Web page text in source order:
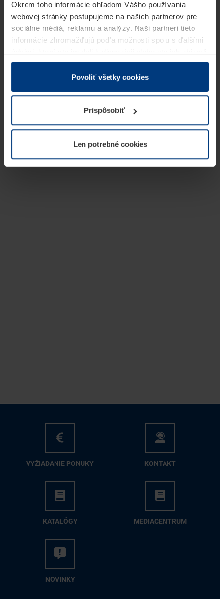
Okrem toho informácie ohľadom Vášho používania
webovej stránky postupujeme na našich partnerov pre
sociálne médiá, reklamu a analýzy. Naši partneri tieto
informácie zhromažďujú podľa možnosti spolu s ďalšími
v rámci Vášho využívania služieb.
Z právneho hľadiska môžeme cookies ukladať na Vašom
prevádzku tejto stránky. Pre všetky ostatné typy cookie
potrebujeme Vaše povolenie. Vaše povolenie môžete
kedykoľvek zmeniť alebo odvolať vo vysvetlení cookie
našej webovej stránky.
Povoliť všetky cookies
Prispôsobiť
Len potrebné cookies
VY­ŽIA­DA­NIE PO­NU­KY KON­TAKT
KA­TA­LÓ­GY ME­DIA­CEN­TRUM
NO­VIN­KY